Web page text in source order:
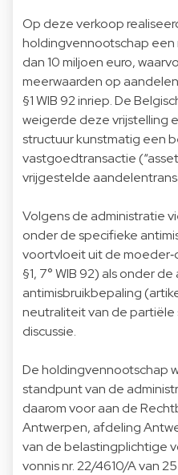
Op deze verkoop
holdingvennootschap een
dan 10 miljoen euro,
meerwaarden op
§1 WIB 92 inriep. De
weigerde deze vrijstelling
structuur kunstmatig een
vastgoedtransactie
vrijgestelde
Volgens de administratie
onder de specifieke
voortvloeit uit de
§1, 7° WIB 92) als onder
antimisbruikbepaling
neutraliteit van de
discussie.
De holdingvennootschap
standpunt van de
daarom voor aan de
Antwerpen, afdeling
van de belastingplichtige
vonnis nr. 22/4610/A van